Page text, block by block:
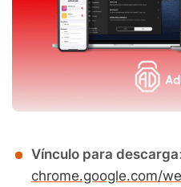
Vínculo para descarga:
chrome.google.com/